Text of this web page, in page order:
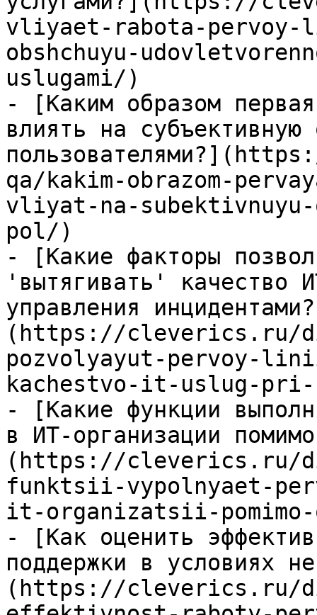
vliyaet-rabota-
obshchuyu-
uslugami/)
- [Каким образом
влиять на
qa/kakim-obrazom-
vliyat-na-
pol/)
- [Какие факторы
'вытягивать' качество
управления
(https://cleverics.ru/
pozvolyayut-pervoy-
kachestvo-it-uslug-pri-
- [Какие функции
в ИТ-организации
(https://cleverics.ru/
funktsii-vypolnyaet-
it-organizatsii-pomimo-
- [Как оценить
поддержки в условиях
(https://cleverics.ru/